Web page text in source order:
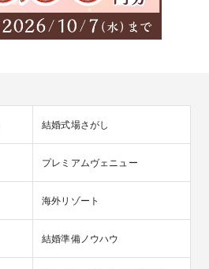
結婚式場さがし
プレミアムヴェニュー
海外リゾート
結婚準備ノウハウ